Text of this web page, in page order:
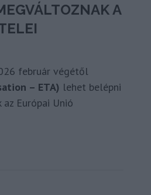
A
február végétől
– ETA) lehet belépni
Európai Unió